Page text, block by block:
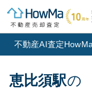
不動産AI査定HowMa
恵比須駅の